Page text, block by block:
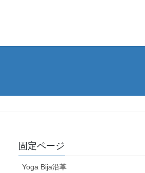
固定ページ
Yoga Bija沿革